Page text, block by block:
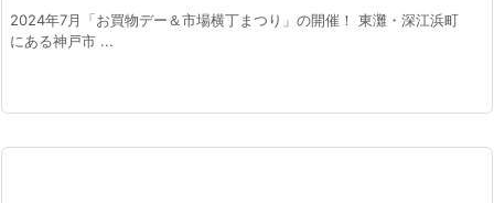
2024年7月「お買物デー＆市場横丁まつり」の開催！ 東灘・深江浜町
にある神戸市 ...